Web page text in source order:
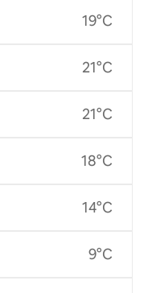
19°C
21°C
21°C
18°C
14°C
9°C